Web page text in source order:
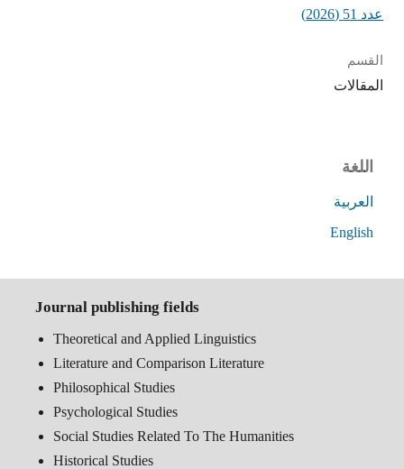
عدد 51 (2026)
القسم
المقالات
اللغة
العربية
English
Journal publishing fields
Theoretical and Applied Linguistics
Literature and Comparison Literature
Philosophical Studies
Psychological Studies
Social Studies Related To The Humanities
Historical Studies